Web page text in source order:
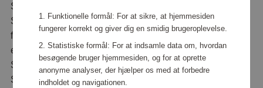
Scandic Friends Shop drives af Crossroads Loyalty
Solutions ApS (28988710) og dets datterselskaber (i det
følgende kaldet “DEN FORRETNINGSDRIVENDE”, “VI”
eller “OS”) på vegne af Scandic Friends. Scandic Friends
Shop er en del af loyalitetsprogrammet Scandic Friends.
Scandic Friends Shop er udelukkende for Scandic
Funktionelle formål: For at sikre, at hjemmesiden
fungerer korrekt og giver dig en smidig brugeroplevelse.
Statistiske formål: For at indsamle data om, hvordan
besøgende bruger hjemmesiden, og for at oprette
anonyme analyser, der hjælper os med at forbedre
indholdet og navigationen.